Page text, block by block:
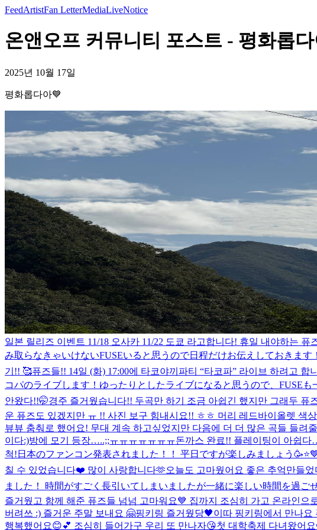
FeedArtistFan LetterMediaLiveNotice
온앤오프 커뮤니티 포스트 - 평화롭
2025년 10월 17일
평화롭다아💙
일본 릴리즈 이벤트 11/18 오사카 11/22 도쿄 라고합니다! 휴일 내야하는
み取らなきゃいけないFUSEいると思うので日程だけお伝えしておきます！
기!! 🥰퓨즈들!! 14일 (화) 17:00에 타코야끼파티 “타코파” 라이브 하려고
コパのライブします！ゆったりとしたライブになると思うので、FUSE
안왔다!!🤭경주 즐거웠습니다!! 두곡만 하기 조금 아쉽긴 했지만 그래두 퓨
운 퓨즈도 있겠지만 ㅠ !! 사진 보구 힘내시요!! ㅎㅎ 머리 레드바이올렛 색
뷰뷰 춤춰로 했어요! 무대 계속 하고싶었지만 다음에 더 더 많은 곡들 들려
이다:)방에 모기 등장…..;;ㅠㅠㅠㅠㅠㅠㅠ돈까스 완료!! 플레이팅이 아쉽
척! 日本のファンコン発表されました！！ 平日ですが楽しみましょう
칠 수 있었습니다❤️ 많이 사랑합니다🫶오늘도 고마웠어요 좋은 추억만들
ました！ 時間がすごく長引いてしまいましたが一緒に楽しい時間を過
즐거웠고 함께 해준 퓨즈들 넘넘 고마워요💙 집까지 조심히 가고 온라인으
버려쓰 :) 즐거운 주말 보내요 🤗핑키링 즐거웠당🖤이따 핑키링에서 만나
행복했어요😊💕 조심히 들어가구 우리 또 만나자😘첫 대학축제 다녀왔어